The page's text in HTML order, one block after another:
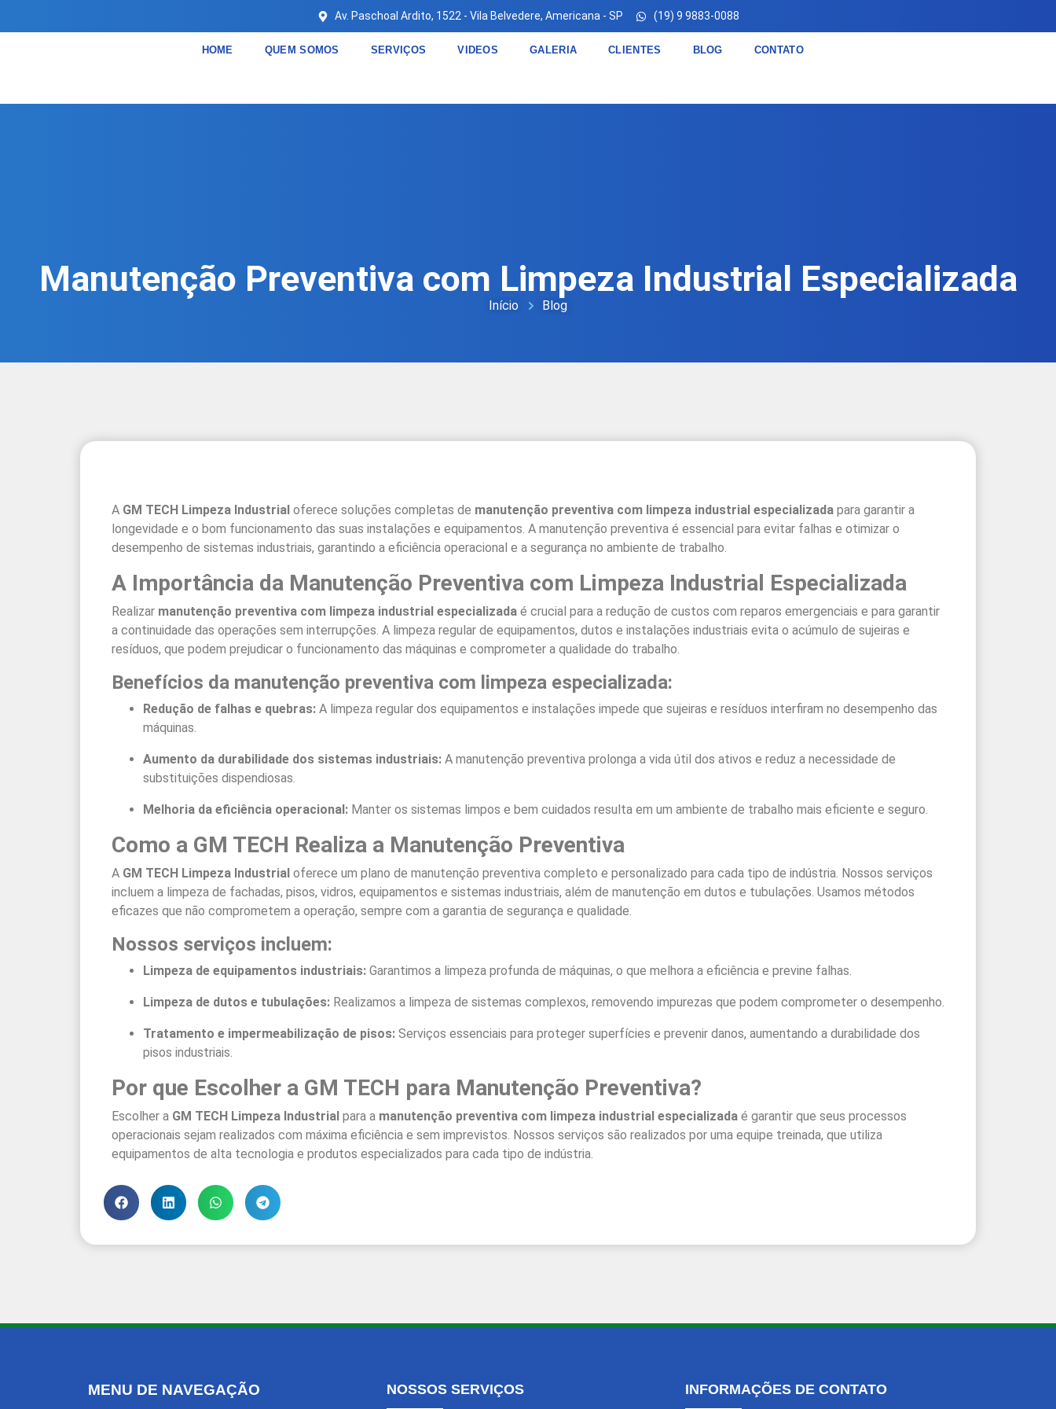
Av. Paschoal Ardito, 1522 - Vila Belvedere, Americana - SP (19) 9 9883-0088
HOME QUEM SOMOS SERVIÇOS VIDEOS GALERIA CLIENTES BLOG CONTATO
Manutenção Preventiva com Limpeza Industrial Especializada
Início Blog
A GM TECH Limpeza Industrial oferece soluções completas de manutenção preventiva com limpeza industrial especializada para garantir a
longevidade e o bom funcionamento das suas instalações e equipamentos. A manutenção preventiva é essencial para evitar falhas e otimizar o
desempenho de sistemas industriais, garantindo a eficiência operacional e a segurança no ambiente de trabalho.
A Importância da Manutenção Preventiva com Limpeza Industrial Especializada
Realizar manutenção preventiva com limpeza industrial especializada é crucial para a redução de custos com reparos emergenciais e para garantir
a continuidade das operações sem interrupções. A limpeza regular de equipamentos, dutos e instalações industriais evita o acúmulo de sujeiras e
resíduos, que podem prejudicar o funcionamento das máquinas e comprometer a qualidade do trabalho.
Benefícios da manutenção preventiva com limpeza especializada:
Redução de falhas e quebras: A limpeza regular dos equipamentos e instalações impede que sujeiras e resíduos interfiram no desempenho das
máquinas.
Aumento da durabilidade dos sistemas industriais: A manutenção preventiva prolonga a vida útil dos ativos e reduz a necessidade de
substituições dispendiosas.
Melhoria da eficiência operacional: Manter os sistemas limpos e bem cuidados resulta em um ambiente de trabalho mais eficiente e seguro.
Como a GM TECH Realiza a Manutenção Preventiva
A GM TECH Limpeza Industrial oferece um plano de manutenção preventiva completo e personalizado para cada tipo de indústria. Nossos serviços
incluem a limpeza de fachadas, pisos, vidros, equipamentos e sistemas industriais, além de manutenção em dutos e tubulações. Usamos métodos
eficazes que não comprometem a operação, sempre com a garantia de segurança e qualidade.
Nossos serviços incluem:
Limpeza de equipamentos industriais: Garantimos a limpeza profunda de máquinas, o que melhora a eficiência e previne falhas.
Limpeza de dutos e tubulações: Realizamos a limpeza de sistemas complexos, removendo impurezas que podem comprometer o desempenho.
Tratamento e impermeabilização de pisos: Serviços essenciais para proteger superfícies e prevenir danos, aumentando a durabilidade dos
pisos industriais.
Por que Escolher a GM TECH para Manutenção Preventiva?
Escolher a GM TECH Limpeza Industrial para a manutenção preventiva com limpeza industrial especializada é garantir que seus processos
operacionais sejam realizados com máxima eficiência e sem imprevistos. Nossos serviços são realizados por uma equipe treinada, que utiliza
equipamentos de alta tecnologia e produtos especializados para cada tipo de indústria.
MENU DE NAVEGAÇÃO NOSSOS SERVIÇOS INFORMAÇÕES DE CONTATO